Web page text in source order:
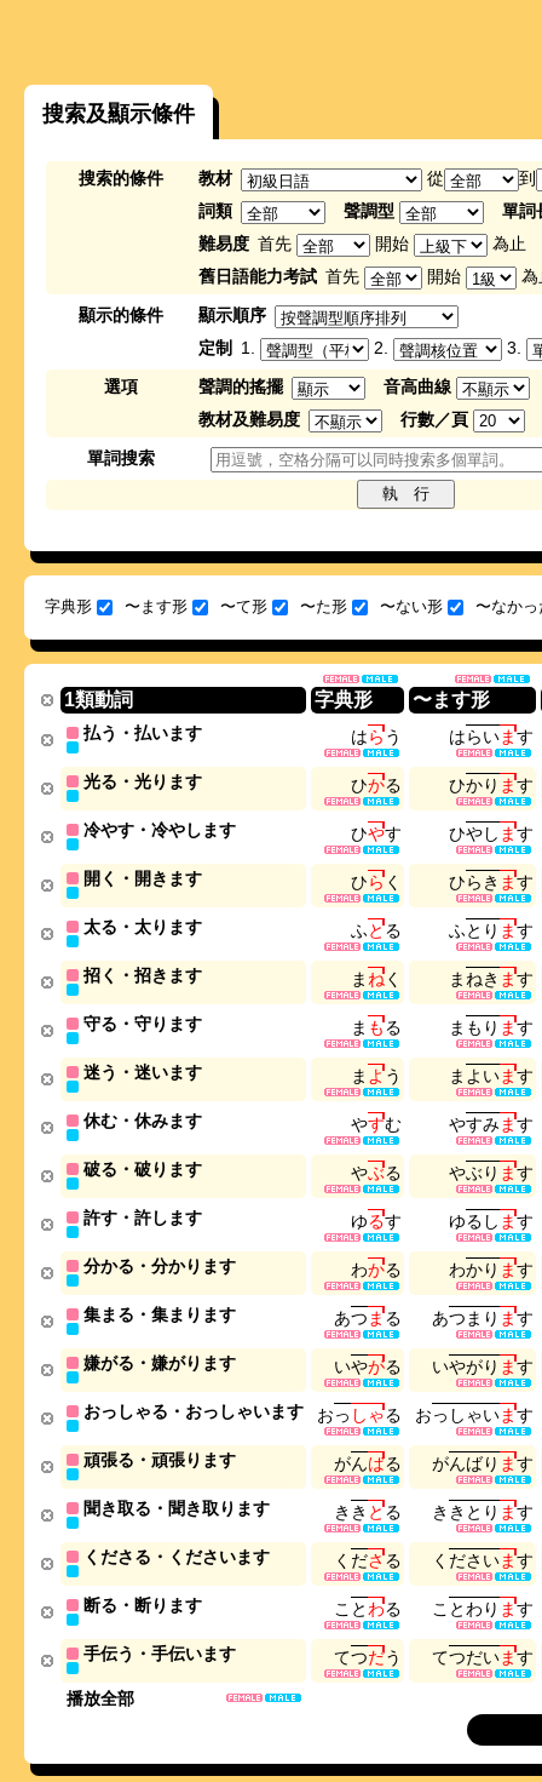
搜索及顯示條件
搜索的條件 教材 從
到
詞類
聲調型
單詞
難易度 首先 開始
為止
舊日語能力考試 首先 開始
為
顯示的條件
顯示順序
定制
1. 2.
3.
選項
聲調的搖擺
音高曲線
教材及難易度
行數／頁
單詞搜索
字典形 〜ます形 〜て形 〜た形 〜ない形 〜なかっ
1類動詞 字典形 〜ます形
播放全部
払う・払います はらう はらいます
光る・光ります ひかる ひかり ます
冷やす・冷やします ひやす ひやし ます
開く・開きます ひらく ひら き ます
太る・太ります ふとる ふと り ます
招く・招きます ま ねく ま ねき ます
守る・守ります ま もる ま も り ます
迷う・迷います ま よう ま よ います
休む・休みます やすむ やすみます
破る・破ります やぶる やぶ り ます
許す・許します ゆるす ゆる し ます
分かる・分かります わかる わかり ます
集まる・集まります あつ まる あつ ま り ます
嫌がる・嫌がります いやがる いやがり ます
おっしゃる・おっしゃいます おっ し ゃる おっ し ゃいます
頑張る・頑張ります がんばる がんばり ます
聞き取る・聞き取ります き き とる き き と り ます
くださる・くださいます く ださる く ださ います
断る・断ります こ と わる こ と わ り ます
手伝う・手伝います てつだう てつだいます